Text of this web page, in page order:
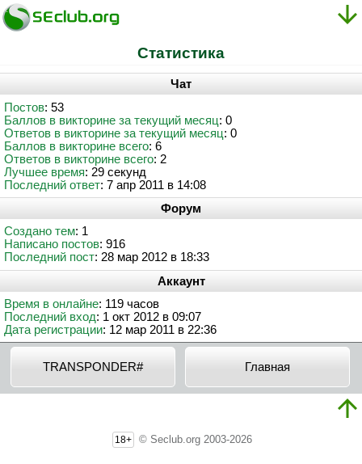
Статистика
Чат
Постов: 53
Баллов в викторине за текущий месяц: 0
Ответов в викторине за текущий месяц: 0
Баллов в викторине всего: 6
Ответов в викторине всего: 2
Лучшее время: 29 секунд
Последний ответ: 7 апр 2011 в 14:08
Форум
Создано тем: 1
Написано постов: 916
Последний пост: 28 мар 2012 в 18:33
Аккаунт
Время в онлайне: 119 часов
Последний вход: 1 окт 2012 в 09:07
Дата регистрации: 12 мар 2011 в 22:36
TRANSPONDER# Главная
18+ © Seclub.org 2003-2026